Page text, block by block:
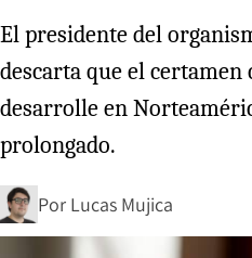
El presidente del
descarta que el
desarrolle en
prolongado.
Por Lucas Mujica